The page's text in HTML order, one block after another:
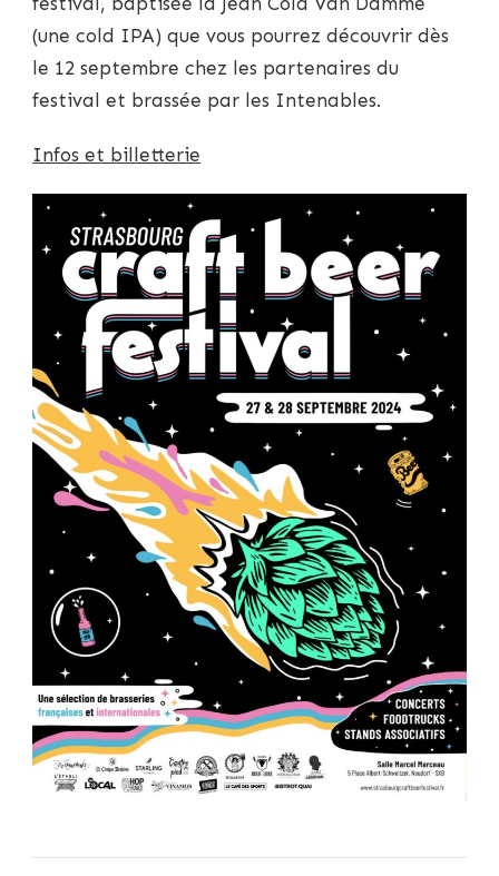
(une cold IPA) que vous pourrez découvrir dès
le 12 septembre chez les partenaires du
festival et brassée par les Intenables.
Infos et billetterie